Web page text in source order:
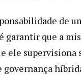
de
garantir que a
ele supervisiona
governança